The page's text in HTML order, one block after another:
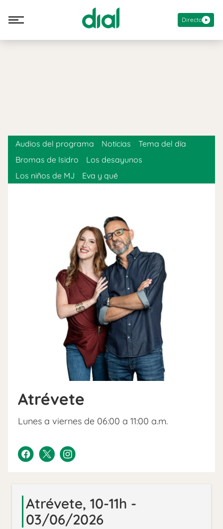
Directo
Atrévete
Lunes a viernes de 06:00 a 11:00 a.m.
Audios del programa Noticias
Tema del día
Bromas de Isidro
Los desayunos
Los niños de MJ
Eva y qué
Atrévete, 10-11h -
03/06/2026